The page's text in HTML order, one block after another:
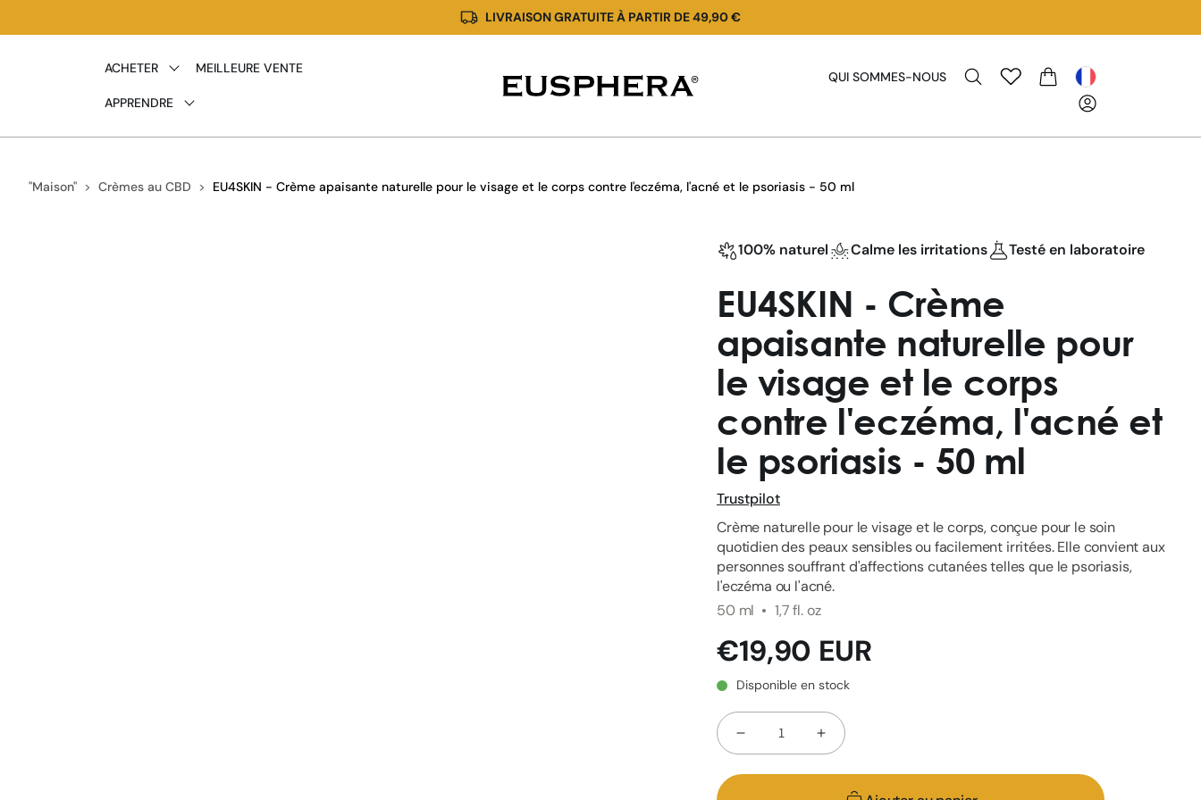
et passer
LIVRAISON GRATUITE À PARTIR DE 49,90 €
ACHETER MEILLEURE VENTE
APPRENDRE
|
pour
QUI SOMMES-NOUS
"Maison" Crèmes au CBD EU4SKIN - Crème apaisante naturelle pour le visage et le corps contre l'eczéma, l'acné et le psoriasis - 50 ml
100% naturel Calme les irritations Testé en laboratoire
EU4SKIN - Crème
apaisante naturelle pour
le visage et le corps
contre l'eczéma, l'acné et
le psoriasis - 50 ml
Trustpilot
Crème naturelle pour le visage et le corps, conçue pour le soin
quotidien des peaux sensibles ou facilement irritées. Elle convient aux
personnes souffrant d'affections cutanées telles que le psoriasis,
l'eczéma ou l'acné.
50 ml
1,7 fl. oz
Prix
habituel
€19,90 EUR
Disponible en stock
Réduire
Augmenter
quantité